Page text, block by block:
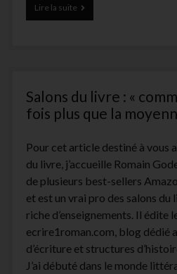
Lire la suiteObtenir
des
promouvoir
livre
Salons du livre : «
fois plus que la
Pour cet article destiné à vous
du livre, j’accueille Romain
de plusieurs best-sellers
et est un vrai pro des salons du
riche d’enseignements. Il édite
ecrire1roman.com, blog dédié
d’écriture et structures
J’ai débuté dans le monde